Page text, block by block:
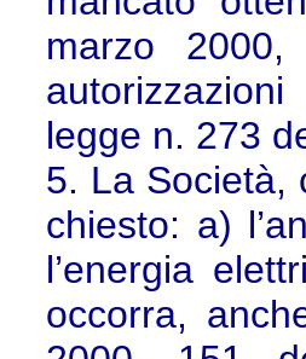
marzo
legge n. 273
5. La Società,
chiesto: a)
l’energia
occorra,